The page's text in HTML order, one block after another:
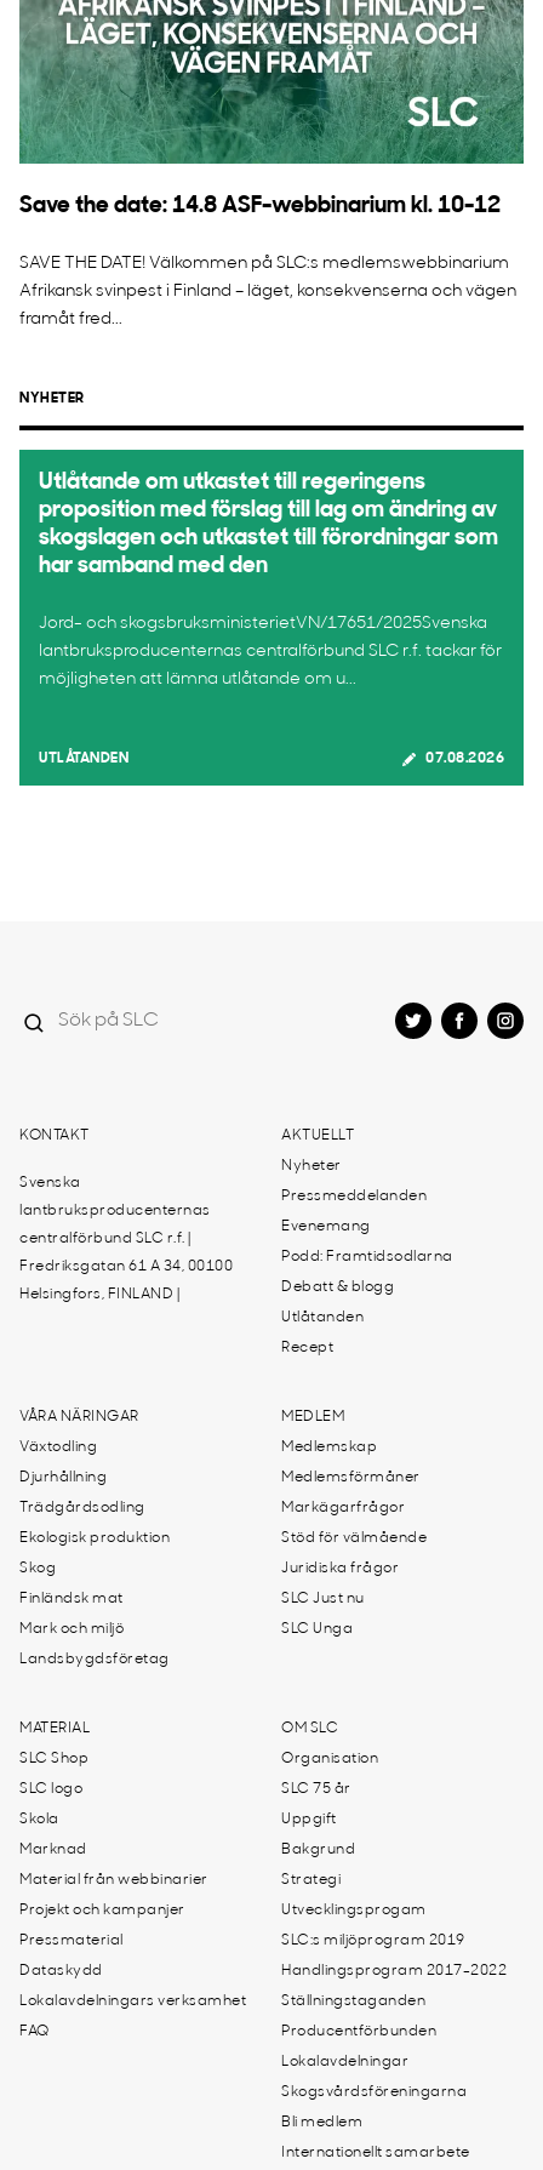
Save the date: 14.8 ASF-webbinarium kl. 10-12
SAVE THE DATE! Välkommen på SLC:s medlemswebbinarium
Afrikansk svinpest i Finland – läget, konsekvenserna och vägen
framåt fred...
NYHETER
Utlåtande om utkastet till regeringens
proposition med förslag till lag om ändring av
skogslagen och utkastet till förordningar som
har samband med den
Jord- och skogsbruksministerietVN/17651/2025Svenska
lantbruksproducenternas centralförbund SLC r.f. tackar för
möjligheten att lämna utlåtande om u...
UTLÅTANDEN 07.08.2026
KONTAKT
Svenska
lantbruksproducenternas
centralförbund SLC r.f. |
Fredriksgatan 61 A 34, 00100
Helsingfors, FINLAND |
AKTUELLT
Nyheter
Pressmeddelanden
Evenemang
Podd: Framtidsodlarna
Debatt & blogg
Utlåtanden
Recept
VÅRA NÄRINGAR
Växtodling
Djurhållning
Trädgårdsodling
Ekologisk produktion
Skog
Finländsk mat
Mark och miljö
Landsbygdsföretag
MEDLEM
Medlemskap
Medlemsförmåner
Markägarfrågor
Stöd för välmående
Juridiska frågor
SLC Just nu
SLC Unga
MATERIAL
SLC Shop
SLC logo
Skola
Marknad
Material från webbinarier
Projekt och kampanjer
Pressmaterial
Dataskydd
Lokalavdelningars verksamhet
FAQ
OM SLC
Organisation
SLC 75 år
Uppgift
Bakgrund
Strategi
Utvecklingsprogam
SLC:s miljöprogram 2019
Handlingsprogram 2017-2022
Ställningstaganden
Producentförbunden
Lokalavdelningar
Skogsvårdsföreningarna
Bli medlem
Internationellt samarbete